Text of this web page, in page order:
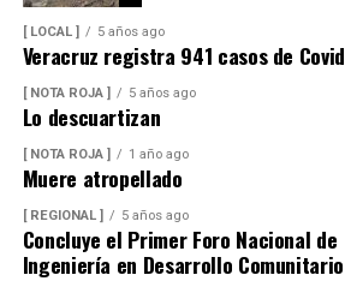
[ LOCAL ] 5 años ago
Veracruz registra 941 casos de Covid
[ NOTA ROJA ] 5 años ago
Lo descuartizan
[ NOTA ROJA ] 1 año ago
Muere atropellado
[ REGIONAL ] 5 años ago
Concluye el Primer Foro Nacional de
Ingeniería en Desarrollo Comunitario